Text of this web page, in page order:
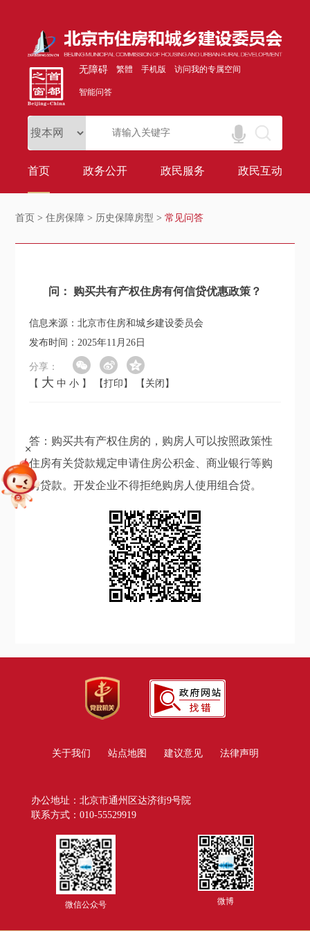
无障碍 繁體 手机版 访问我的专属空间
智能问答
首页 政务公开 政民服务 政民互动
首页 >住房保障 > 历史保障房型 >常见问答
问： 购买共有产权住房有何信贷优惠政策？
信息来源：北京市住房和城乡建设委员会
发布时间：2025年11月26日
分享：
【 大 中 小 】 【打印】 【关闭】
答：购买共有产权住房的，购房人可以按照政策性
住房有关贷款规定申请住房公积金、商业银行等购
房贷款。开发企业不得拒绝购房人使用组合贷。
+
关于我们 站点地图 建议意见 法律声明
办公地址：北京市通州区达济街9号院
联系方式：010-55529919
微信公众号 微博